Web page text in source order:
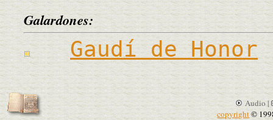
Galardones:
Gaudí de Honor
Audio |
copyright©